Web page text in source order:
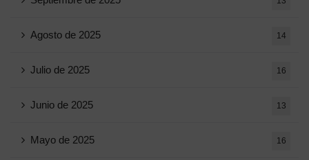
Agosto de 2025 14
Julio de 2025 16
Junio ​​de 2025 13
Mayo de 2025 16